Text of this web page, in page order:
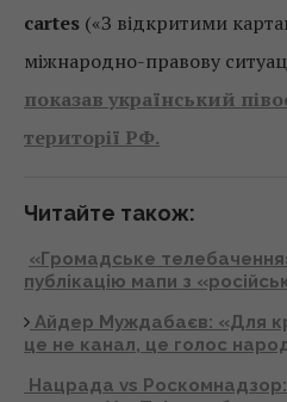
cartes («З відкритими
міжнародно-правову
показав український
території РФ.
Читайте також:
«Громадське
публікацію мапи з
Айдер Муждабаєв: «Для
це не канал, це голос
Нацрада vs Роскомнадзор: